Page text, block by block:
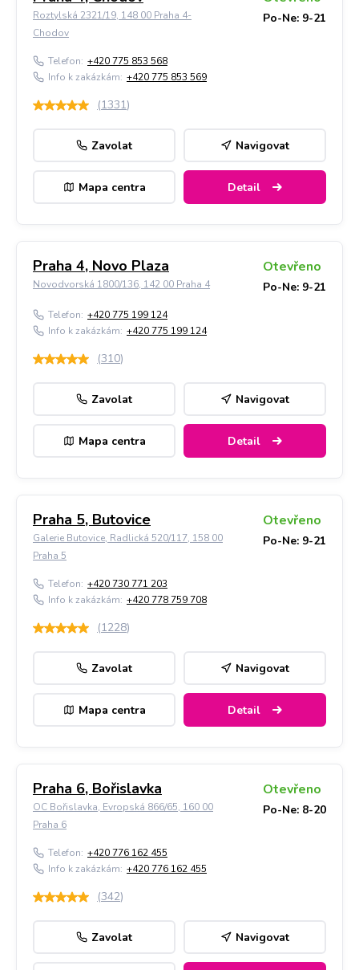
Roztylská 2321/19, 148 00 Praha 4-
Chodov
Po-Ne: 9-21
Telefon: +420 775 853 568
Info k zakázkám: +420 775 853 569
(1331)
Zavolat Navigovat
Mapa centra Detail
Praha 4, Novo Plaza
Novodvorská 1800/136, 142 00 Praha 4
Otevřeno
Po-Ne: 9-21
Telefon: +420 775 199 124
Info k zakázkám: +420 775 199 124
(310)
Zavolat Navigovat
Mapa centra Detail
Praha 5, Butovice
Galerie Butovice, Radlická 520/117, 158 00
Praha 5
Otevřeno
Po-Ne: 9-21
Telefon: +420 730 771 203
Info k zakázkám: +420 778 759 708
(1228)
Zavolat Navigovat
Mapa centra Detail
Praha 6, Bořislavka
OC Bořislavka, Evropská 866/65, 160 00
Praha 6
Otevřeno
Po-Ne: 8-20
Telefon: +420 776 162 455
Info k zakázkám: +420 776 162 455
(342)
Zavolat Navigovat